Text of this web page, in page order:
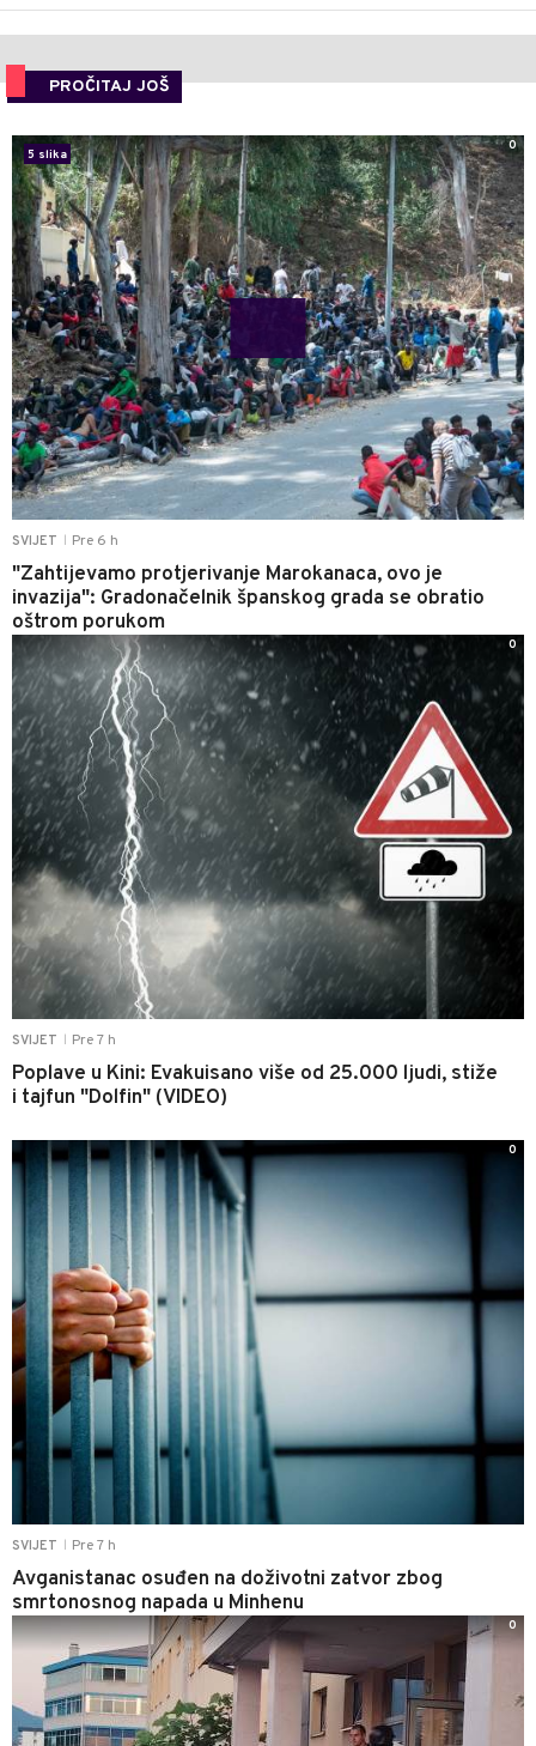
PROČITAJ JOŠ
SVIJET Pre 6 h
"Zahtijevamo protjerivanje Marokanaca, ovo je
invazija": Gradonačelnik španskog grada se obratio
oštrom porukom
5 slika
0
SVIJET Pre 7 h
Poplave u Kini: Evakuisano više od 25.000 ljudi, stiže
i tajfun "Dolfin" (VIDEO)
0
SVIJET Pre 7 h
Avganistanac osuđen na doživotni zatvor zbog
smrtonosnog napada u Minhenu
0
0